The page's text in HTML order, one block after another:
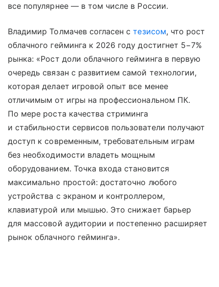
все популярнее — в том числе в России.
Владимир Толмачев согласен стезисом, что рост
облачного гейминга к 2026 году достигнет 5−7%
рынка: «Рост доли облачного гейминга в первую
очередь связан с развитием самой технологии,
которая делает игровой опыт все менее
отличимым от игры на профессиональном ПК.
По мере роста качества стриминга
и стабильности сервисов пользователи получают
доступ к современным, требовательным играм
без необходимости владеть мощным
оборудованием. Точка входа становится
максимально простой: достаточно любого
устройства с экраном и контроллером,
клавиатурой или мышью. Это снижает барьер
для массовой аудитории и постепенно расширяет
рынок облачного гейминга».